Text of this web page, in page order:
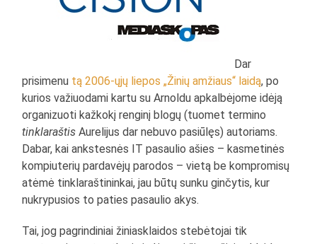
Dar
prisimenu tą 2006-ųjų liepos „Žinių amžiaus“ laidą, po
kurios važiuodami kartu su Arnoldu apkalbėjome idėją
organizuoti kažkokį renginį blogų (tuomet termino
tinklaraštis Aurelijus dar nebuvo pasiūlęs) autoriams.
Dabar, kai ankstesnės IT pasaulio ašies – kasmetinės
kompiuterių pardavėjų parodos – vietą be kompromisų
atėmė tinklaraštininkai, jau būtų sunku ginčytis, kur
nukrypusios to paties pasaulio akys.
Tai, jog pagrindiniai žiniasklaidos stebėtojai tik